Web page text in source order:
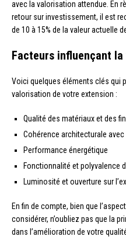
avec la valorisation attendue. En
retour sur investissement, il est
de 10 à 15% de la valeur actuelle
Facteurs influençant
Voici quelques éléments clés qui
valorisation de votre extension :
Qualité des matériaux et des
Cohérence architecturale avec
Performance énergétique
Fonctionnalité et polyvalence
Luminosité et ouverture sur
En fin de compte, bien que
considérer, n’oubliez pas que la
dans l’amélioration de votre